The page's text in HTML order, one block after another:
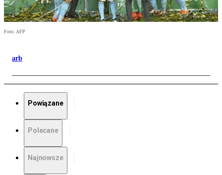
Foto: AFP
arb
Powiązane
Polecane
Najnowsze